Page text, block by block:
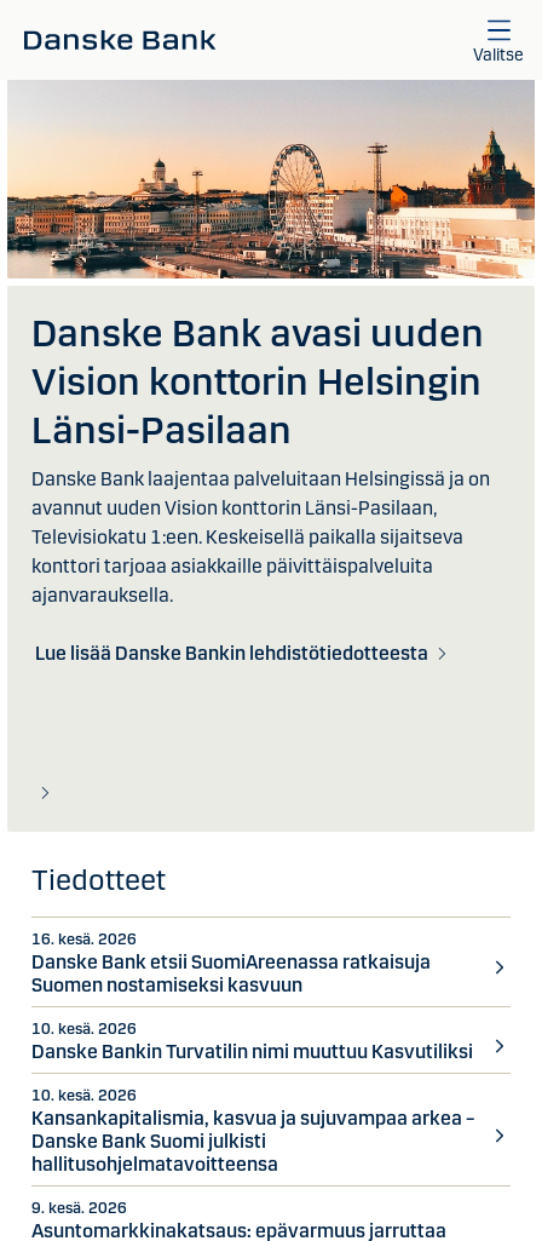
Valitse
Danske Bank avasi uuden
Vision konttorin Helsingin
Länsi-Pasilaan
Danske Bank laajentaa palveluitaan Helsingissä ja on
avannut uuden Vision konttorin Länsi-Pasilaan,
Televisiokatu 1:een. Keskeisellä paikalla sijaitseva
konttori tarjoaa asiakkaille päivittäispalveluita
ajanvarauksella.
Lue lisää Danske Bankin lehdistötiedotteesta
Tiedotteet
16. kesä. 2026
Danske Bank etsii SuomiAreenassa ratkaisuja
Suomen nostamiseksi kasvuun
10. kesä. 2026
Danske Bankin Turvatilin nimi muuttuu Kasvutiliksi
10. kesä. 2026
Kansankapitalismia, kasvua ja sujuvampaa arkea –
Danske Bank Suomi julkisti
hallitusohjelmatavoitteensa
9. kesä. 2026
Asuntomarkkinakatsaus: epävarmuus jarruttaa